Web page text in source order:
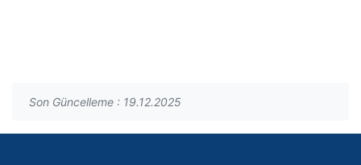
Son Güncelleme : 19.12.2025